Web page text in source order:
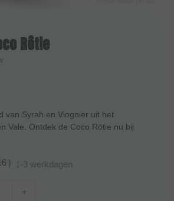
Rôtie
van Syrah en Viognier uit het
Vale. Ontdek de Coco Rôtie nu bij
1-3 werkdagen
+